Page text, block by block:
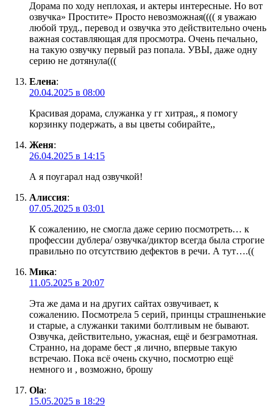
Дорама по ходу неплохая, и актеры интересные. Но вот
озвучка» Простите» Просто невозможная(((( я уважаю
любой труд., перевод и озвучка это действительно очень
важная составляющая для просмотра. Очень печально,
на такую озвучку первый раз попала. УВЫ, даже одну
серию не дотянула(((
Елена:
20.04.2025 в 08:00
Красивая дорама, служанка у гг хитрая,, я помогу
корзинку подержать, а вы цветы собирайте,,
Женя:
26.04.2025 в 14:15
А я поугарал над озвучкой!
Алиссия:
07.05.2025 в 03:01
К сожалению, не смогла даже серию посмотреть… к
профессии дублера/ озвучка/диктор всегда была строгие
правильно по отсутствию дефектов в речи. А тут….((
Мика:
11.05.2025 в 20:07
Эта же дама и на других сайтах озвучивает, к
сожалению. Посмотрела 5 серий, принцы страшненькие
и старые, а служанки такими болтливым не бывают.
Озвучка, действительно, ужасная, ещё и безграмотная.
Странно, на дораме бест ,я лично, впервые такую
встречаю. Пока всё очень скучно, посмотрю ещё
немного и , возможно, брошу
Ola:
15.05.2025 в 18:29